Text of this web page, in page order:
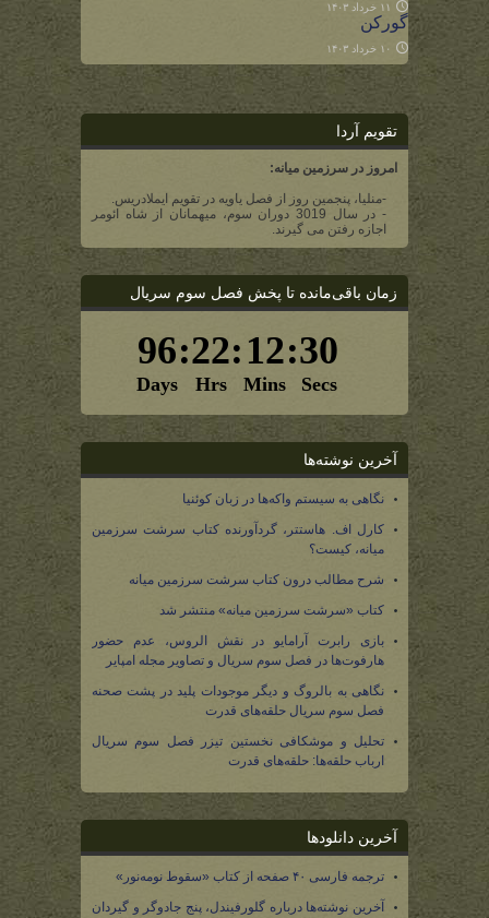
۱۱ خرداد ۱۴۰۳
گورکن
۱۰ خرداد ۱۴۰۳
تقویم آردا
امروز در سرزمین میانه:
-منلیا، پنجمین روز از فصل یاویه در تقویم ایملادریس.
- در سال 3019 دوران سوم، میهمانان از شاه ائومر
اجازه رفتن می گیرند.
زمان باقی‌مانده تا پخش فصل سوم سریال
آخرین نوشته‌ها
نگاهی به سیستم واکه‌ها در زبان کوئنیا
کارل اف. هاستتر، گردآورنده کتاب سرشت سرزمین
میانه، کیست؟
شرح مطالب درون کتاب سرشت سرزمین میانه
کتاب «سرشت سرزمین میانه» منتشر شد
بازی رابرت آرامایو در نقش الروس، عدم حضور
هارفوت‌ها در فصل سوم سریال و تصاویر مجله امپایر
نگاهی به بالروگ و دیگر موجودات پلید در پشت صحنه
فصل سوم سریال حلقه‌های قدرت
تحلیل و موشکافی نخستین تیزر فصل سوم سریال
ارباب حلقه‌ها: حلقه‌های قدرت
آخرین دانلودها
ترجمه فارسی ۴۰ صفحه از کتاب «سقوط نومه‌نور»
آخرین نوشته‌ها درباره گلورفیندل، پنج جادوگر و گیردان